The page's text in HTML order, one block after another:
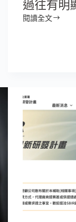
過往有明
閱讀全文